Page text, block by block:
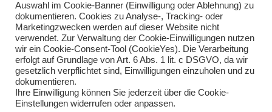
Teilen Sie diese Nachricht mit Ihren Freunden oder Kollegen
Auswahl im Cookie-Banner (Einwilligung oder Ablehnung) zu
dokumentieren. Cookies zu Analyse-, Tracking- oder
Marketingzwecken werden auf dieser Website nicht
verwendet. Zur Verwaltung der Cookie-Einwilligungen nutzen
wir ein Cookie-Consent-Tool (CookieYes). Die Verarbeitung
erfolgt auf Grundlage von Art. 6 Abs. 1 lit. c DSGVO, da wir
gesetzlich verpflichtet sind, Einwilligungen einzuholen und zu
dokumentieren.
Ihre Einwilligung können Sie jederzeit über die Cookie-
Einstellungen widerrufen oder anpassen.